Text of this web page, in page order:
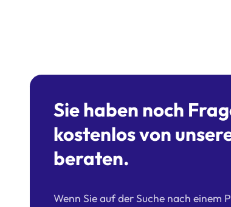
Sie haben noch
kostenlos von
beraten.
Wenn Sie auf der Suche nach einem